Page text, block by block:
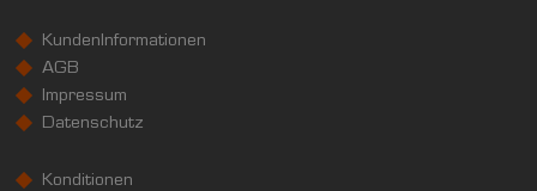
KundenInformationen
AGB
Impressum
Datenschutz
Konditionen